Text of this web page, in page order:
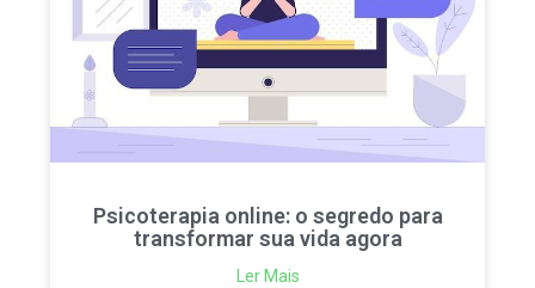
Psicoterapia online: o segredo para
transformar sua vida agora
Ler Mais